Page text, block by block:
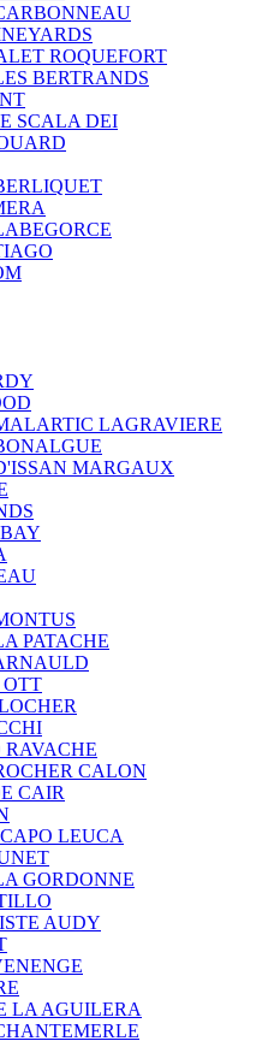
ROQUEFORT
BERTRANDS
SCALA DEI
LAGRAVIERE
MARGAUX
PATACHE
CALON
CAIR
LEUCA
GORDONNE
AUDY
LA AGUILERA